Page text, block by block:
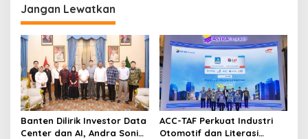
g
a
s
i
p
o
s
Jangan Lewatkan
Banten Dilirik Investor Data
Center dan AI, Andra Soni
ACC-TAF Perkuat Industri
Otomotif dan Literasi